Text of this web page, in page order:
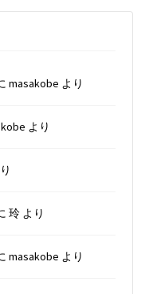
masakobe より
より
玲 より
masakobe より